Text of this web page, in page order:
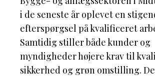
i de seneste år oplevet en
efterspørgsel på kvalificeret
Samtidig stiller både kunder og
myndigheder højere krav til
sikkerhed og grøn omstilling.